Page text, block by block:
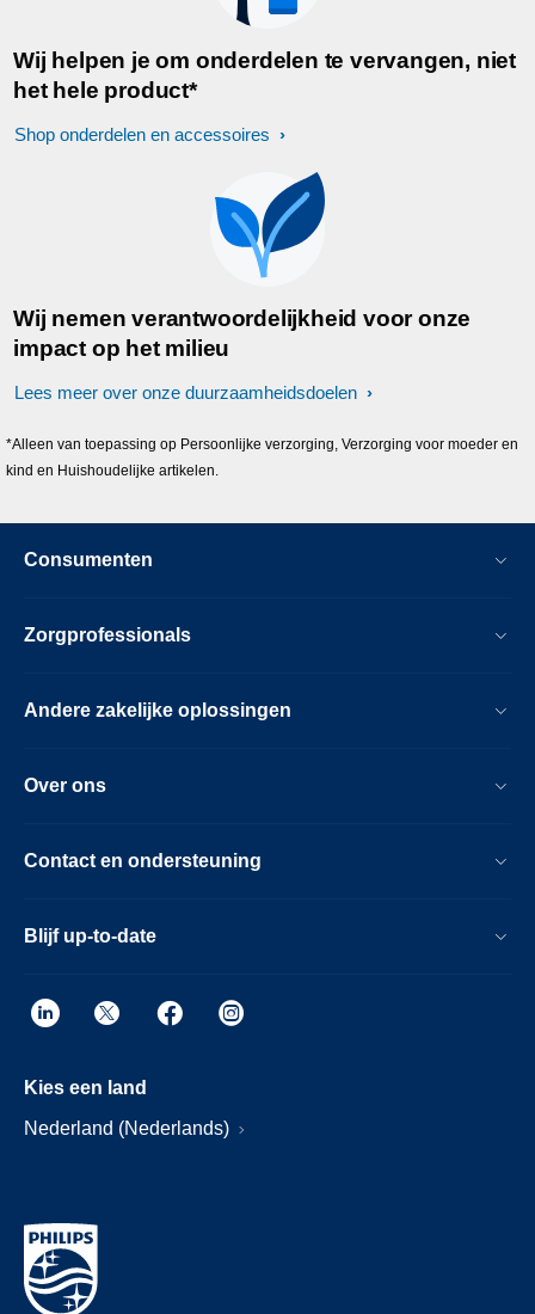
Wij helpen je om onderdelen te vervangen, niet
het hele product*
Shop onderdelen en accessoires
Wij nemen verantwoordelijkheid voor onze
impact op het milieu
Lees meer over onze duurzaamheidsdoelen
*Alleen van toepassing op Persoonlijke verzorging, Verzorging voor moeder en
kind en Huishoudelijke artikelen.
Consumenten
Zorgprofessionals
Andere zakelijke oplossingen
Over ons
Contact en ondersteuning
Blijf up-to-date
Kies een land
Nederland (Nederlands)